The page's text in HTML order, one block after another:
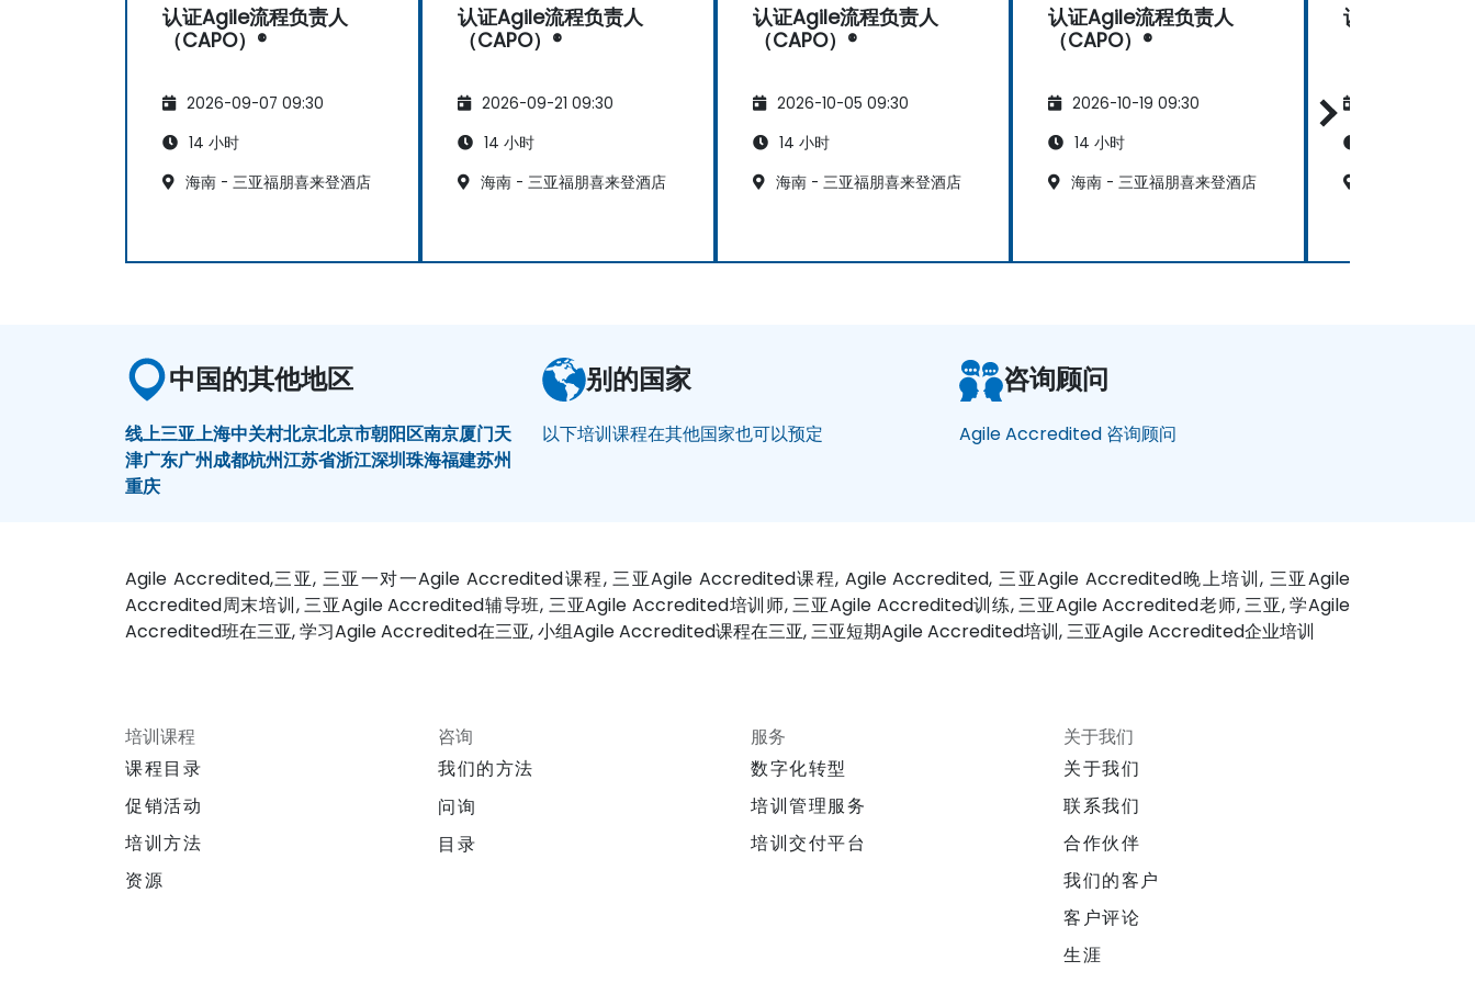
认证Agile流程负责人
（CAPO）®
2026-09-07 09:30
14 小时
海南 - 三亚福朋喜来登酒店
认证Agile流程负责人
（CAPO）®
2026-09-21 09:30
14 小时
海南 - 三亚福朋喜来登酒店
认证Agile流程负责人
（CAPO）®
2026-10-05 09:30
14 小时
海南 - 三亚福朋喜来登酒店
认证Agile流程负责人
（CAPO）®
2026-10-19 09:30
14 小时
海南 - 三亚福朋喜来登酒店
认证Agile流程
中国的其他地区
线上三亚上海中关村北京北京市朝阳区南京厦门天
津广东广州成都杭州江苏省浙江深圳珠海福建苏州
重庆
别的国家
以下培训课程在其他国家也可以预定
咨询顾问
Agile Accredited 咨询顾问
Agile Accredited,三亚, 三亚一对一Agile Accredited课程, 三亚Agile Accredited课程, Agile Accredited, 三亚Agile Accredited晚上培训, 三亚Agile
Accredited周末培训, 三亚Agile Accredited辅导班, 三亚Agile Accredited培训师, 三亚Agile Accredited训练, 三亚Agile Accredited老师, 三亚, 学Agile
Accredited班在三亚, 学习Agile Accredited在三亚, 小组Agile Accredited课程在三亚, 三亚短期Agile Accredited培训, 三亚Agile Accredited企业培训
培训课程
课程目录
促销活动
培训方法
资源
咨询
我们的方法
问询
目录
服务
数字化转型
培训管理服务
培训交付平台
关于我们
关于我们
联系我们
合作伙伴
我们的客户
客户评论
生涯